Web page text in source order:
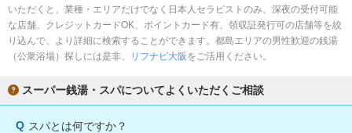
フットバスあり 岩盤浴あり
専用駐車場あり 有資格者在籍
日本人スタッフのみ 女性スタッフのみ
スタッフ指名可
いただくと、業種・エリアだけでなく日本人セラピストのみ、深夜の受付可能
な店舗、クレジットカードOK、ポイントカード有、領収証発行可の店舗等を絞
り込んで、より詳細に検索することができます。都島エリアの男性歓迎の銭湯
（公衆浴場）探しには是非、
リフナビ大阪 をご活用ください。
スーパー銭湯・スパについてよくいただくご相談
Q スパとは何ですか？